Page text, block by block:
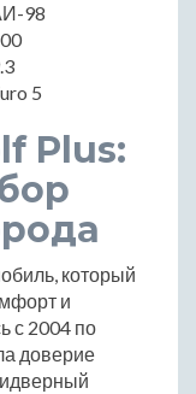
98
5
Plus:
который
и
с 2004 по
доверие